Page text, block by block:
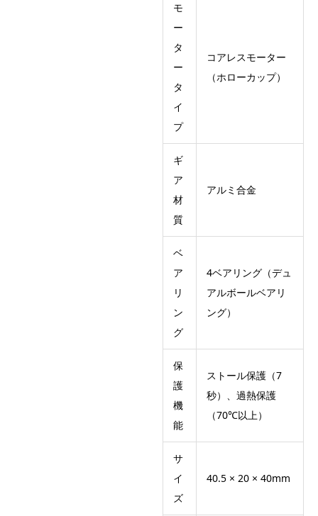
モ
ー
タ
ー
タ
イ
プ
コアレスモーター
（ホローカップ）
ギ
ア
材
質
アルミ合金
ベ
ア
リ
ン
グ
4ベアリング（デュ
アルボールベアリ
ング）
保
護
機
能
ストール保護（7
秒）、過熱保護
（70℃以上）
サ
イ
ズ
40.5 × 20 × 40mm